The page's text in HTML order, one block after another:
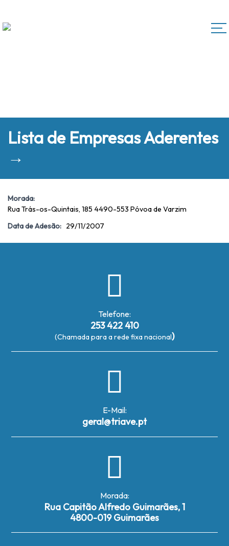
Lista de Empresas Aderentes
→
Morada:
Rua Trás-os-Quintais, 185 4490-553 Póvoa de Varzim
Data de Adesão: 29/11/2007
Telefone:
253 422 410
(Chamada para a rede fixa nacional)
E-Mail:
geral@triave.pt
Morada:
Rua Capitão Alfredo Guimarães, 1
4800-019 Guimarães